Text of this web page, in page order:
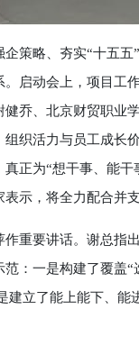
略、夯实“十五五
启动会上，项目工
乔、北京财贸职业
织活力与员工成长
正为“想干事、能
示，将全力配合并
要讲话。谢总指
：一是构建了覆盖
建立了能上能下、